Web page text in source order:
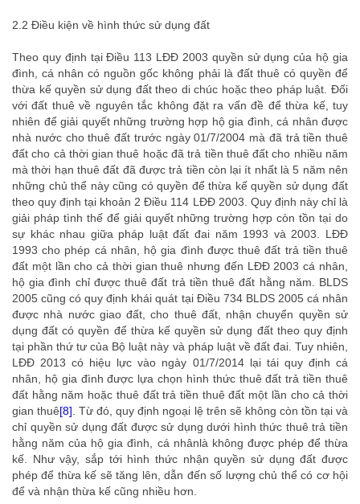
2.2 Điều kiện về hình thức sử dụng đất
Theo quy định tại Điều 113 LĐĐ 2003 quyền sử dụng của hộ gia
đình, cá nhân có nguồn gốc không phải là đất thuê có quyền để
thừa kế quyền sử dụng đất theo di chúc hoặc theo pháp luật. Đối
với đất thuê về nguyên tắc không đặt ra vấn đề để thừa kế, tuy
nhiên để giải quyết những trường hợp hộ gia đình, cá nhân được
nhà nước cho thuê đất trước ngày 01/7/2004 mà đã trả tiền thuê
đất cho cả thời gian thuê hoặc đã trả tiền thuê đất cho nhiều năm
mà thời hạn thuê đất đã được trả tiền còn lại ít nhất là 5 năm nên
những chủ thể này cũng có quyền để thừa kế quyền sử dụng đất
theo quy định tại khoản 2 Điều 114 LĐĐ 2003. Quy định này chỉ là
giải pháp tình thế để giải quyết những trường hợp còn tồn tại do
sự khác nhau giữa pháp luật đất đai năm 1993 và 2003. LĐĐ
1993 cho phép cá nhân, hộ gia đình được thuê đất trả tiền thuê
đất một lần cho cả thời gian thuê nhưng đến LĐĐ 2003 cá nhân,
hộ gia đình chỉ được thuê đất trả tiền thuê đất hằng năm. BLDS
2005 cũng có quy định khái quát tại Điều 734 BLDS 2005 cá nhân
được nhà nước giao đất, cho thuê đất, nhận chuyển quyền sử
dụng đất có quyền để thừa kế quyền sử dụng đất theo quy định
tại phần thứ tư của Bộ luật này và pháp luật về đất đai. Tuy nhiên,
LĐĐ 2013 có hiệu lực vào ngày 01/7/2014 lại tái quy định cá
nhân, hộ gia đình được lựa chọn hình thức thuê đất trả tiền thuê
đất hằng năm hoặc thuê đất trả tiền thuê đất một lần cho cả thời
gian thuê[8] . Từ đó, quy định ngoại lệ trên sẽ không còn tồn tại và
chỉ quyền sử dụng đất được sử dụng dưới hình thức thuê trả tiền
hằng năm của hộ gia đình, cá nhânlà không được phép để thừa
kế. Như vậy, sắp tới hình thức nhận quyền sử dụng đất được
phép để thừa kế sẽ tăng lên, dẫn đến số lượng chủ thể có cơ hội
để và nhận thừa kế cũng nhiều hơn.